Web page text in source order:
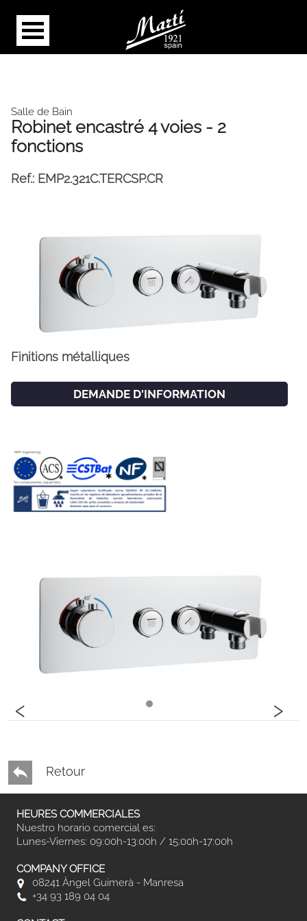
INSTAGRAM FACEBOOK
‹ ›
Salle de Bain
Robinet encastré 4 voies - 2
fonctions
Ref.: EMP2.321C.TERCSP.CR
Finitions métalliques
DEMANDE D'INFORMATION
Retour
HEURES COMMERCIALES
Nuestro horario comercial es:
Lunes-Viernes: 09:00h-13:00h / 15:00h-17:00h
COMPANY OFFICE
08241 Àngel Guimerà - Manresa
+34 93 189 04 04